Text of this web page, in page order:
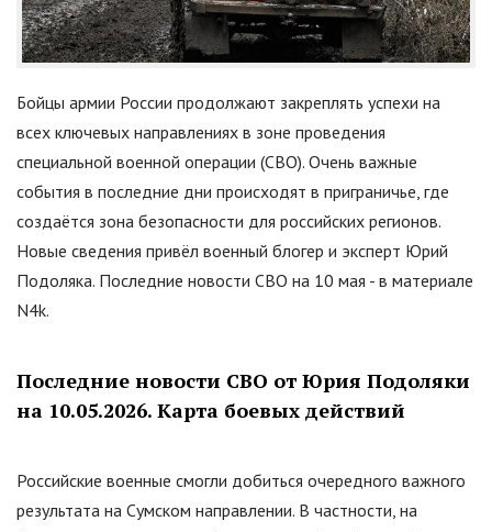
Бойцы армии России продолжают закреплять успехи на
всех ключевых направлениях в зоне проведения
специальной военной операции (СВО). Очень важные
события в последние дни происходят в приграничье, где
создаётся зона безопасности для российских регионов.
Новые сведения привёл военный блогер и эксперт Юрий
Подоляка. Последние новости СВО на 10 мая - в материале
N4k.
Последние новости СВО от Юрия Подоляки
на 10.05.2026. Карта боевых действий
Российские военные смогли добиться очередного важного
результата на Сумском направлении. В частности, на